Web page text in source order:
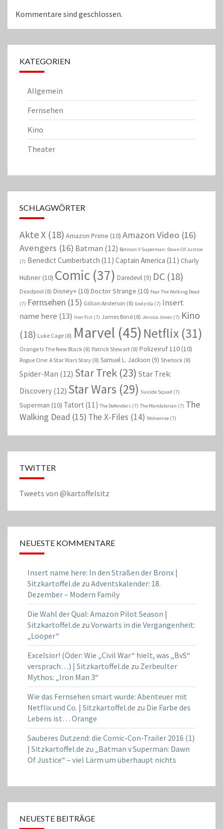
Kommentare sind geschlossen.
KATEGORIEN
Allgemein
Fernsehen
Kino
Theater
SCHLAGWÖRTER
Akte X (18) Amazon Prime (10) Amazon Video (16)
Avengers (16) Batman (12) Batman V Superman: Dawn Of Justice
(7) Benedict Cumberbatch (11) Captain America (11) Charly
Hübner (10) Comic (37) Daredevil (9) DC (18)
Deadpool (8) Disney+ (10) Doctor Strange (10) Fear The Walking Dead
(7) Fernsehen (15) Gillian Anderson (8) Godzilla (7) Insert
name here (13) Iron Fist (7) James Bond (8) Jessica Jones (7) Kino
(18) Luke Cage (8) Marvel (45) Netflix (31)
Orange Is The New Black (8) Patrick Stewart (8) Polizeiruf 110 (10)
Rogue One: A Star Wars Story (8) Samuel L. Jackson (9) Sherlock (8)
Spider-Man (12) Star Trek (23) Star Trek:
Discovery (12) Star Wars (29) Suicide Squad (7)
Superman (10) Tatort (11) The Defenders (7) The Mandalorian (7) The
Walking Dead (15) The X-Files (14) Wolverine (7)
TWITTER
Tweets von @kartoffelsitz
NEUESTE KOMMENTARE
Insert name here: In den Straßen der Bronx |
Sitzkartoffel.de zu Adventskalender: 18.
Dezember – Modern Family
Die Wahl der Qual: Amazon Pilot Season |
Sitzkartoffel.de zu Vorwärts in die Vergangenheit:
„Looper“
Excelsior! (Oder: Wie „Civil War“ hielt, was „BvS“
versprach…) | Sitzkartoffel.de zu Zerbeulter
Mythos: „Iron Man 3“
Wie das Fernsehen smart wurde: Abenteuer mit
Netflix und Co. | Sitzkartoffel.de zu Die Farbe des
Lebens ist… Orange
Sauberes Dutzend: die Comic-Con-Trailer 2016 (1)
| Sitzkartoffel.de zu „Batman v Superman: Dawn
Of Justice“ – viel Lärm um überhaupt nichts
NEUESTE BEITRÄGE